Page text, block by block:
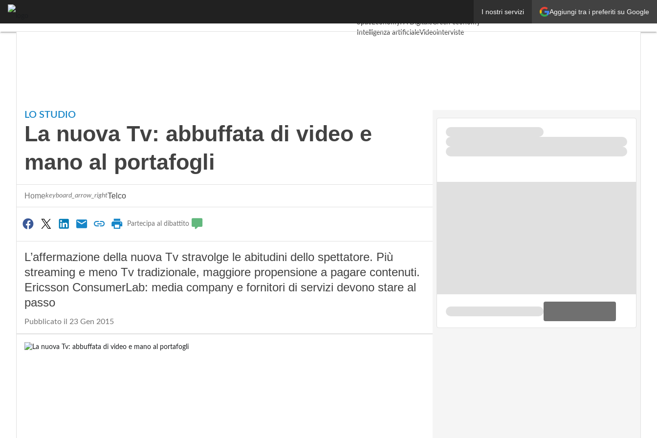
Aggiungi tra i preferiti su Google
I nostri servizi
Industria 4.0
SpacEconomyPA DigitaleGreen economy
Intelligenza artificialeVideointerviste
LO STUDIO
La nuova Tv: abbuffata di video e
mano al portafogli
Home Telco
Partecipa al dibattito
L’affermazione della nuova Tv stravolge le abitudini dello spettatore. Più
streaming e meno Tv tradizionale, maggiore propensione a pagare contenuti.
Ericsson ConsumerLab: media company e fornitori di servizi devono stare al
passo
Pubblicato il 23 Gen 2015